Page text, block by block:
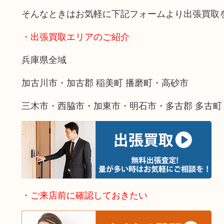
そんなときはお気軽に下記フォームより出張買取
・出張買取エリアのご紹介
兵庫県全域
加古川市・加古郡 稲美町 播磨町・高砂市
三木市・西脇市・加東市・明石市・多古郡 多古町
・ご来店前に確認しておきたい